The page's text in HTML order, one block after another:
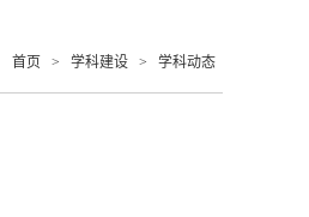
首页 > 学科建设 > 学科动态